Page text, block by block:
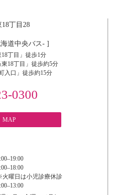
丁目28
道中央バス- ]
18丁目」徒歩1分
東18丁目」徒歩約5分
入口」徒歩約15分
0300
MAP
曜日は小児診療休診